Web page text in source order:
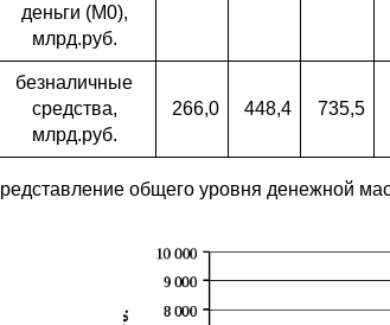
деньги (М0),
млрд.руб.
безналичные
средства,
млрд.руб.
266,0 448,4 735,5
общего уровня денежной